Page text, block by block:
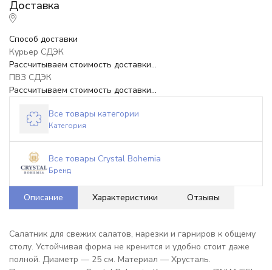
Способ доставки
Курьер СДЭК
Рассчитываем стоимость доставки...
ПВЗ СДЭК
Рассчитываем стоимость доставки...
Все товары категории
Категория
Все товары Crystal Bohemia
Бренд
Описание Характеристики Отзывы
Салатник для свежих салатов, нарезки и гарниров к общему
столу. Устойчивая форма не кренится и удобно стоит даже
полной. Диаметр — 25 см. Материал — Хрусталь.